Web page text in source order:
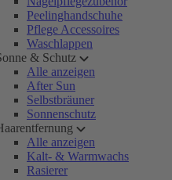
Peelinghandschuhe
Pflege Accessoires
Waschlappen
& Schutz
Alle anzeigen
After Sun
Selbstbräuner
Sonnenschutz
Alle anzeigen
Kalt- & Warmwachs
Rasierer